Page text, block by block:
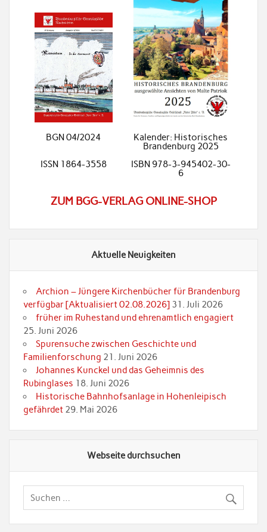
BGN 04/2024
Kalender: Historisches
Brandenburg 2025
ISSN 1864-3558
ISBN 978-3-945402-30-
6
ZUM BGG-VERLAG ONLINE-SHOP
Aktuelle Neuigkeiten
Archion – Jüngere Kirchenbücher für Brandenburg
verfügbar [Aktualisiert 02.08.2026] 31. Juli 2026
früher im Ruhestand und ehrenamtlich engagiert
25. Juni 2026
Spurensuche zwischen Geschichte und
Familienforschung 21. Juni 2026
Johannes Kunckel und das Geheimnis des
Rubinglases 18. Juni 2026
Historische Bahnhofsanlage in Hohenleipisch
gefährdet 29. Mai 2026
Webseite durchsuchen